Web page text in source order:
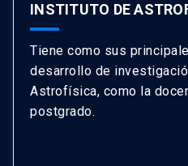
INSTITUTO DE
Tiene como sus
desarrollo de
Astrofísica, como la
postgrado.